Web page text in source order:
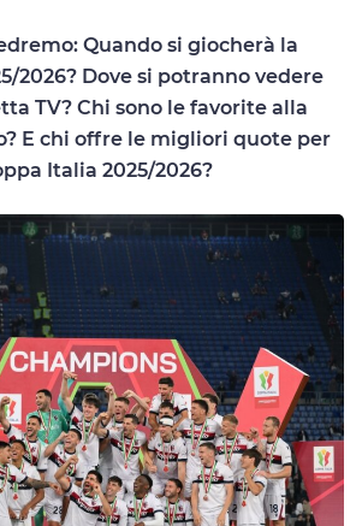
Quando si giocherà la
2026? Dove si potranno vedere
TV? Chi sono le favorite alla
E chi offre le migliori quote per
Italia 2025/2026?